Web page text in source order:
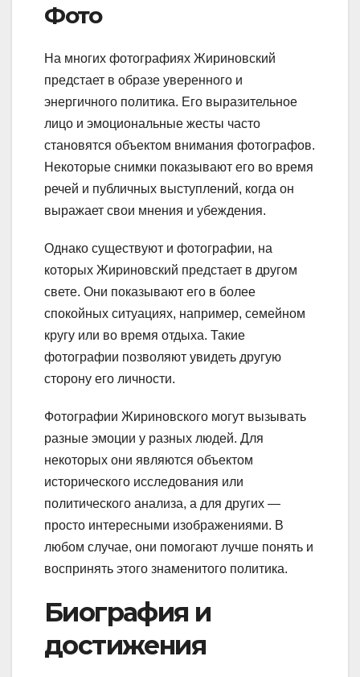
Фото
На многих фотографиях Жириновский
предстает в образе уверенного и
энергичного политика. Его выразительное
лицо и эмоциональные жесты часто
становятся объектом внимания фотографов.
Некоторые снимки показывают его во время
речей и публичных выступлений, когда он
выражает свои мнения и убеждения.
Однако существуют и фотографии, на
которых Жириновский предстает в другом
свете. Они показывают его в более
спокойных ситуациях, например, семейном
кругу или во время отдыха. Такие
фотографии позволяют увидеть другую
сторону его личности.
Фотографии Жириновского могут вызывать
разные эмоции у разных людей. Для
некоторых они являются объектом
исторического исследования или
политического анализа, а для других —
просто интересными изображениями. В
любом случае, они помогают лучше понять и
воспринять этого знаменитого политика.
Биография и
достижения